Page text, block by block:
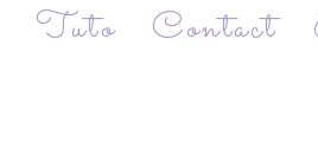
Tuto Contact